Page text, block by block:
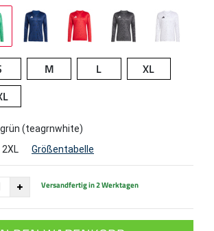
M L
XL
(teagrnwhite)
2XL Größentabelle
Versandfertig in 2 Werktagen